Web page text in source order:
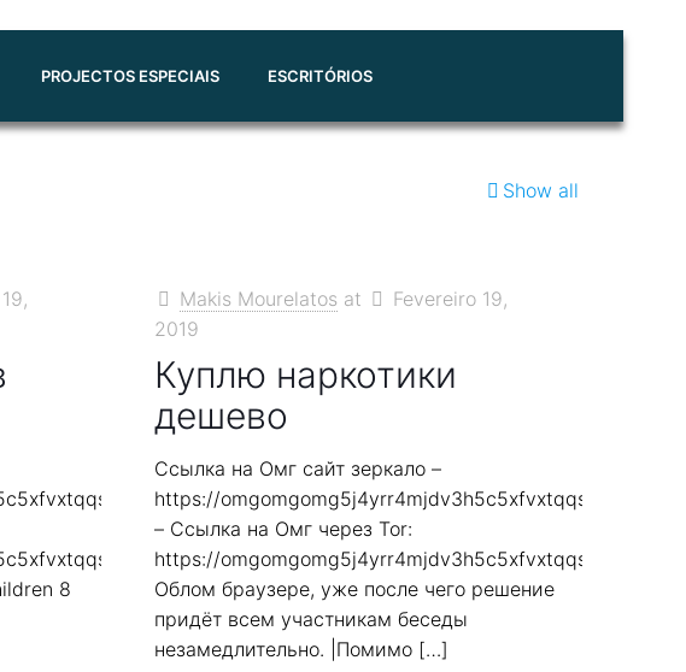
PROJECTOS ESPECIAIS ESCRITÓRIOS
Show all
8
Makis Mourelatos at
Fevereiro 19,
2019
Куплю наркотики
дешево
Ссылка на Омг сайт зеркало –
https://
– Ссылка на Омг через Tor:
https://
Облом браузере, уже после чего решение
придёт всем участникам беседы
незамедлительно. |Помимо […]